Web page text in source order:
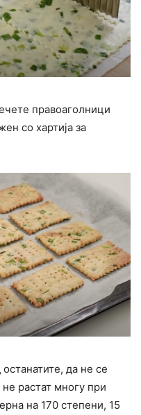
правоаголници
со хартија за
да не се
растат многу при
на 170 степени, 15